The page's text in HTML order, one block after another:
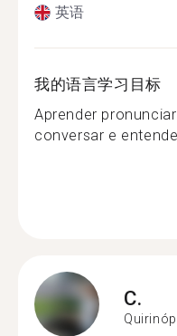
英语
我的语言学习目标
Aprender
conversar e
C.